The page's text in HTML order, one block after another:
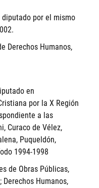
por el mismo
Derechos Humanos,
en
por la X Región
a las
Curaco de Vélez,
Puqueldón,
1994-1998
de Obras Públicas,
Humanos,